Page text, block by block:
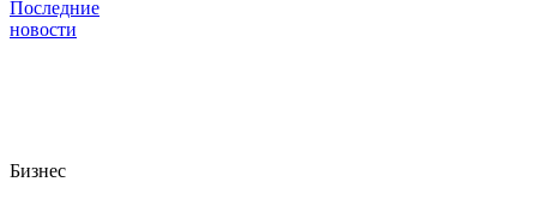
Последние
новости
Бизнес